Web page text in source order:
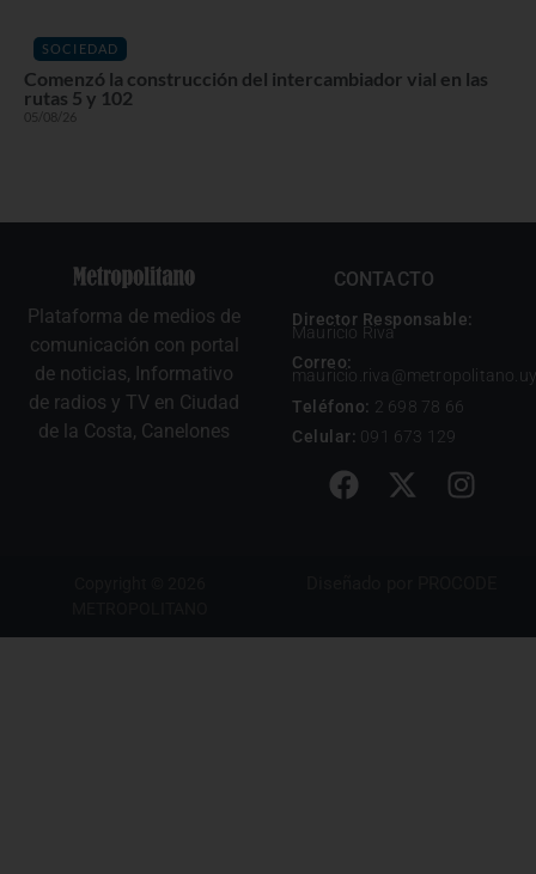
SOCIEDAD
Comenzó la construcción del intercambiador vial en las
rutas 5 y 102
05/08/26
Plataforma de medios de
comunicación con portal
de noticias, Informativo
de radios y TV en Ciudad
de la Costa, Canelones
CONTACTO
Director Responsable:
Mauricio Riva
Correo:
mauricio.riva@metropolitano.uy
Teléfono: 2 698 78 66
Celular: 091 673 129